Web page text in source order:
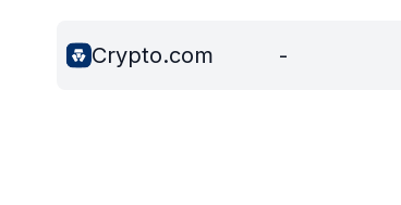
Crypto.com -